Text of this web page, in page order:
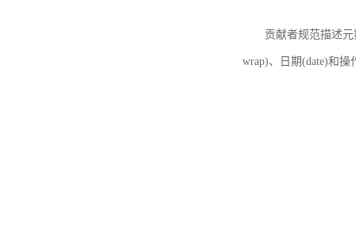
贡献者规范描述
wrap)、日期(date)和操